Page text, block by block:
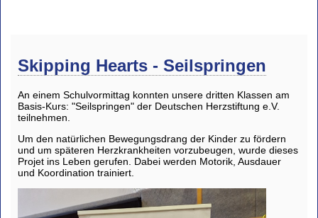
Skipping Hearts - Seilspringen
An einem Schulvormittag konnten unsere dritten Klassen am
Basis-Kurs: "Seilspringen" der Deutschen Herzstiftung e.V.
teilnehmen.
Um den natürlichen Bewegungsdrang der Kinder zu fördern
und um späteren Herzkrankheiten vorzubeugen, wurde dieses
Projet ins Leben gerufen. Dabei werden Motorik, Ausdauer
und Koordination trainiert.